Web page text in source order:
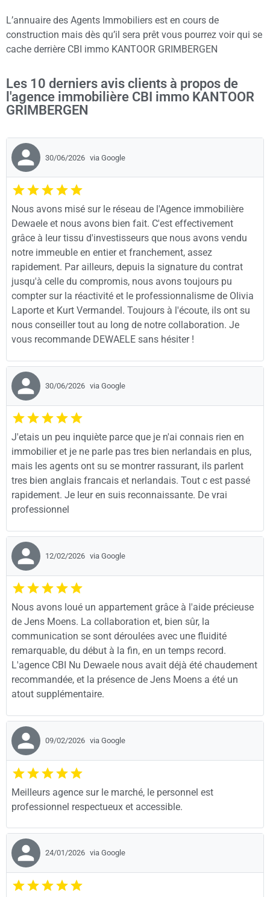
L’annuaire des Agents Immobiliers est en cours de
construction mais dès qu’il sera prêt vous pourrez voir qui se
cache derrière CBI immo KANTOOR GRIMBERGEN
Les 10 derniers avis clients à propos de
l'agence immobilière CBI immo KANTOOR
GRIMBERGEN
30/06/2026 via Google
Nous avons misé sur le réseau de l'Agence immobilière
Dewaele et nous avons bien fait. C'est effectivement
grâce à leur tissu d'investisseurs que nous avons vendu
notre immeuble en entier et franchement, assez
rapidement. Par ailleurs, depuis la signature du contrat
jusqu'à celle du compromis, nous avons toujours pu
compter sur la réactivité et le professionnalisme de Olivia
Laporte et Kurt Vermandel. Toujours à l'écoute, ils ont su
nous conseiller tout au long de notre collaboration. Je
vous recommande DEWAELE sans hésiter !
30/06/2026 via Google
J'etais un peu inquiète parce que je n'ai connais rien en
immobilier et je ne parle pas tres bien nerlandais en plus,
mais les agents ont su se montrer rassurant, ils parlent
tres bien anglais francais et nerlandais. Tout c est passé
rapidement. Je leur en suis reconnaissante. De vrai
professionnel
12/02/2026 via Google
Nous avons loué un appartement grâce à l'aide précieuse
de Jens Moens. La collaboration et, bien sûr, la
communication se sont déroulées avec une fluidité
remarquable, du début à la fin, en un temps record.
L'agence CBI Nu Dewaele nous avait déjà été chaudement
recommandée, et la présence de Jens Moens a été un
atout supplémentaire.
09/02/2026 via Google
Meilleurs agence sur le marché, le personnel est
professionnel respectueux et accessible.
24/01/2026 via Google